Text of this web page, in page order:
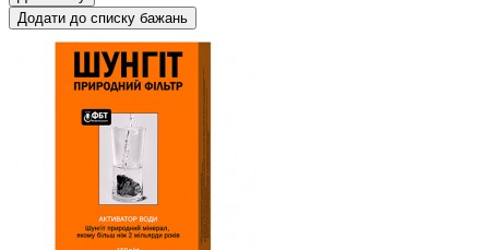
Додати до списку бажань